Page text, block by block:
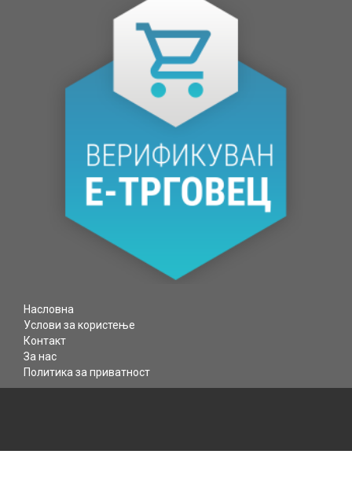
Насловна
Услови за користење
Контакт
За нас
Политика за приватност